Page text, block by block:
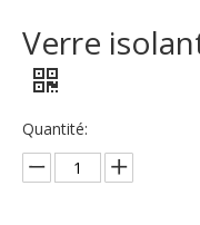
Verre
Quantité: